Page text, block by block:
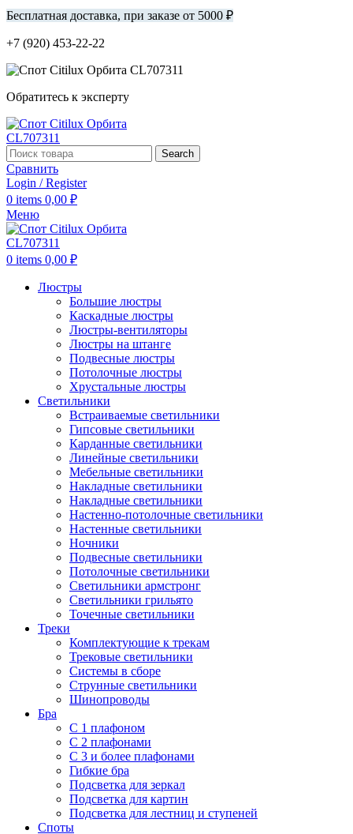
Бесплатная доставка, при заказе от 5000 ₽
+7 (920) 453-22-22
Обратитесь к эксперту
Search
Сравнить
Login / Register
0 items 0,00 ₽
Меню
0 items 0,00 ₽
Люстры
Большие люстры
Каскадные люстры
Люстры-вентиляторы
Люстры на штанге
Подвесные люстры
Потолочные люстры
Хрустальные люстры
Светильники
Встраиваемые светильники
Гипсовые светильники
Карданные светильники
Линейные светильники
Мебельные светильники
Накладные светильники
Накладные светильники
Настенно-потолочные светильники
Настенные светильники
Ночники
Подвесные светильники
Потолочные светильники
Светильники армстронг
Светильники грильято
Точечные светильники
Треки
Комплектующие к трекам
Трековые светильники
Системы в сборе
Струнные светильники
Шинопроводы
Бра
С 1 плафоном
С 2 плафонами
С 3 и более плафонами
Гибкие бра
Подсветка для зеркал
Подсветка для картин
Подсветка для лестниц и ступеней
Споты